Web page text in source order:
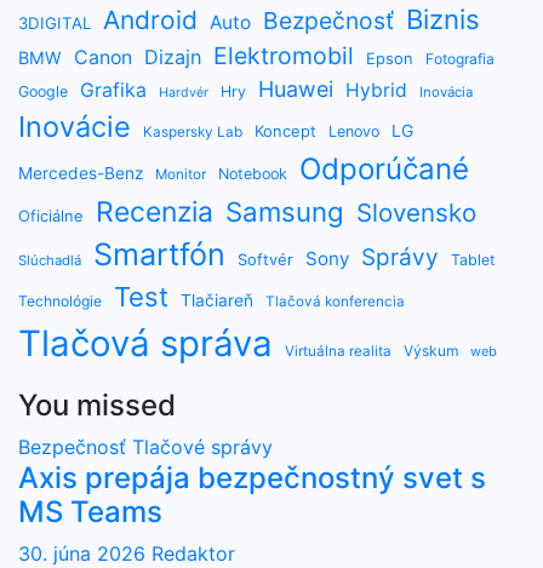
3DIGITAL Android Auto Bezpečnosť Biznis
BMW Canon Dizajn Elektromobil Epson
Fotografia
Google
Grafika Hardvér Hry Huawei Hybrid Inovácia
Inovácie Kaspersky Lab Koncept Lenovo LG
Mercedes-Benz Monitor Notebook Odporúčané
Oficiálne Recenzia Samsung Slovensko
Slúchadlá Smartfón Softvér Sony Správy Tablet
Technológie Test Tlačiareň Tlačová konferencia
Tlačová správa Virtuálna realita Výskum web
You missed
Bezpečnosť Tlačové správy
Axis prepája bezpečnostný svet s
MS Teams
30. júna 2026 Redaktor